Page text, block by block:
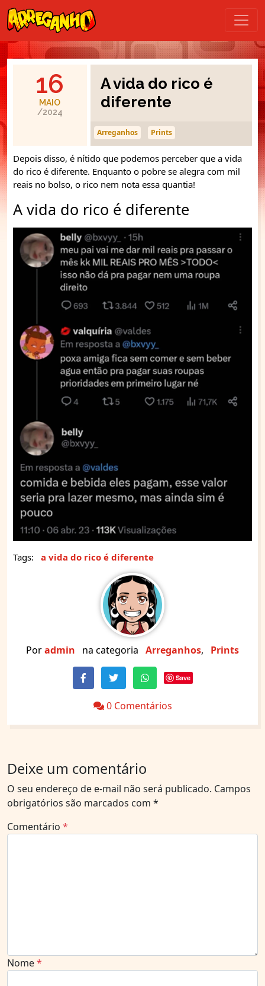
16
MAIO
/2024
A vida do rico é
diferente
Arreganhos Prints
Depois disso, é nítido que podemos perceber que a vida
do rico é diferente. Enquanto o pobre se alegra com mil
reais no bolso, o rico nem nota essa quantia!
A vida do rico é diferente
Tags: a vida do rico é diferente
Poradmin na categoria Arreganhos, Prints
Save
0 Comentários
Deixe um comentário
O seu endereço de e-mail não será publicado. Campos
obrigatórios são marcados com *
Comentário *
Nome*